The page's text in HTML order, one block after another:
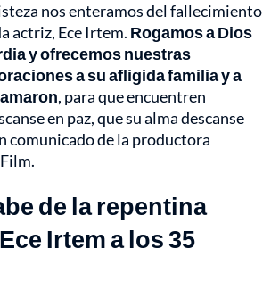
nos enteramos del fallecimiento
actriz, Ece Irtem. Rogamos a Dios
y ofrecemos nuestras
a su afligida familia y a
, para que encuentren
en paz, que su alma descanse
comunicado de la productora
de la repentina
Irtem a los 35